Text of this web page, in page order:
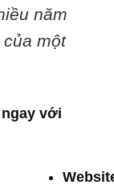
năm
một
với